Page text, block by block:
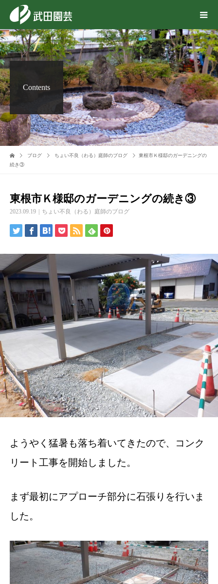
Contents
ブログ ちょい不良（わる）庭師のブログ
東根市Ｋ様邸のガーデニングの
続き③
東根市Ｋ様邸のガーデニングの続き③
2023.09.19 ちょい不良（わる）庭師のブログ
ようやく猛暑も落ち着いてきたので、コンク
リート工事を開始しました。
まず最初にアプローチ部分に石張りを行いま
した。